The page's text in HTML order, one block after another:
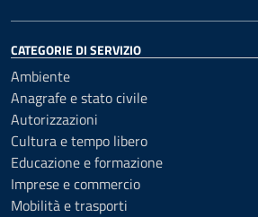
CATEGORIE DI SERVIZIO
Ambiente
Anagrafe e stato civile
Autorizzazioni
Cultura e tempo libero
Educazione e formazione
Imprese e commercio
Mobilità e trasporti